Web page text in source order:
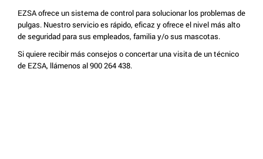
EZSA ofrece un sistema de control para solucionar los problemas de
pulgas. Nuestro servicio es rápido, eficaz y ofrece el nivel más alto
de seguridad para sus empleados, familia y/o sus mascotas.
Si quiere recibir más consejos o concertar una visita de un técnico
de EZSA, llámenos al 900 264 438.